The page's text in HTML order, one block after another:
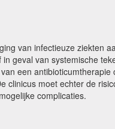
van infectieuze ziekten
geval van systemische
een antibioticumtherapie
moet echter de
complicaties.